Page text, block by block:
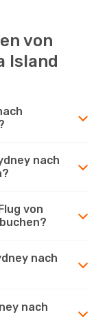
von
Island
nach
von
nach
nach